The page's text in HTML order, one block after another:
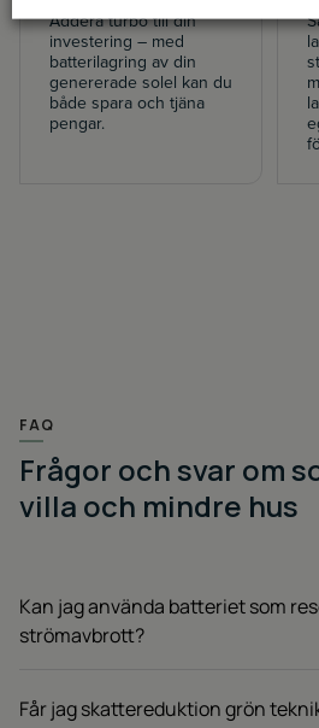
Addera turbo till din
investering – med
batterilagring av din
genererade solel kan du
både spara och tjäna
pengar.
FAQ
Frågor och svar om
villa och mindre hus
Kan jag använda batteriet som
strömavbrott?
eller reservkraft. Extra tillbehör kan
är i regel ett krav från nätägaren.
Får jag skattereduktion grön